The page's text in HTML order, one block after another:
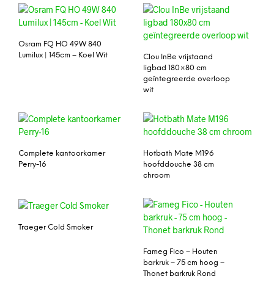
Osram FQ HO 49W 840
Lumilux | 145cm – Koel Wit
Clou InBe vrijstaand
ligbad 180×80 cm
geïntegreerde overloop
wit
Complete kantoorkamer
Perry-16
Hotbath Mate M196
hoofddouche 38 cm
chroom
Traeger Cold Smoker
Fameg Fico – Houten
barkruk – 75 cm hoog –
Thonet barkruk Rond